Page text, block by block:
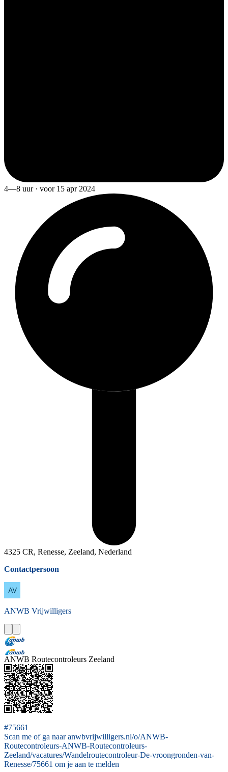
4—8 uur · voor 15 apr 2024
4325 CR, Renesse, Zeeland, Nederland
Contactpersoon
ANWB Vrijwilligers
ANWB Routecontroleurs Zeeland
#75661
Scan me of ga naar anwbvrijwilligers.nl/o/ANWB-
Routecontroleurs-ANWB-Routecontroleurs-
Zeeland/vacatures/Wandelroutecontroleur-De-vroongronden-van-
Renesse/75661 om je aan te melden